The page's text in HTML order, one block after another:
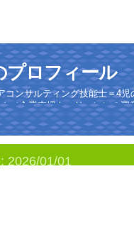
プロフィール
コンサルティング技能士＝4
（企業支援キャリコン）の
2026/01/01